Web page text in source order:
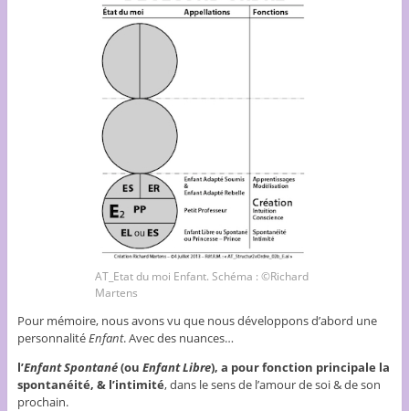
AT_Etat du moi Enfant. Schéma : ©Richard
Martens
Pour mémoire, nous avons vu que nous développons d’abord une
personnalitéEnfant. Avec des nuances…
l’Enfant Spontané(ou Enfant Libre), a pour fonction principale la
spontanéité, & l’intimité, dans le sens de l’amour de soi & de son
prochain.